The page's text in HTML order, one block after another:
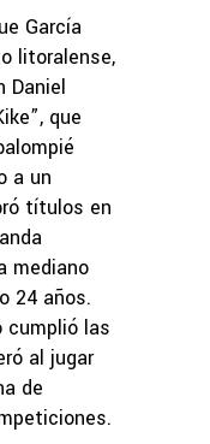
García
litoralense,
Daniel
que
a un
títulos en
mediano
24 años.
cumplió las
al jugar
de